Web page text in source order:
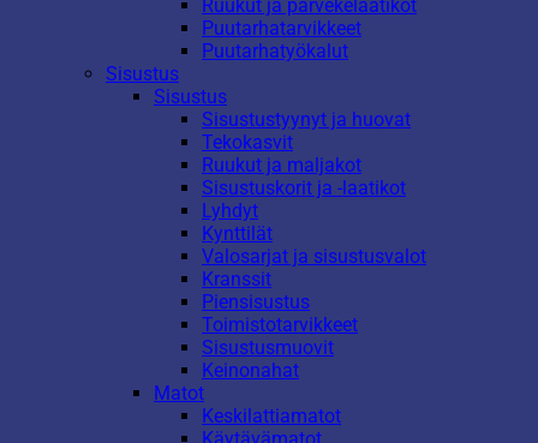
Ruukut ja parvekelaatikot
Puutarhatarvikkeet
Puutarhatyökalut
Sisustus
Sisustus
Sisustustyynyt ja huovat
Tekokasvit
Ruukut ja maljakot
Sisustuskorit ja -laatikot
Lyhdyt
Kynttilät
Valosarjat ja sisustusvalot
Kranssit
Piensisustus
Toimistotarvikkeet
Sisustusmuovit
Keinonahat
Matot
Keskilattiamatot